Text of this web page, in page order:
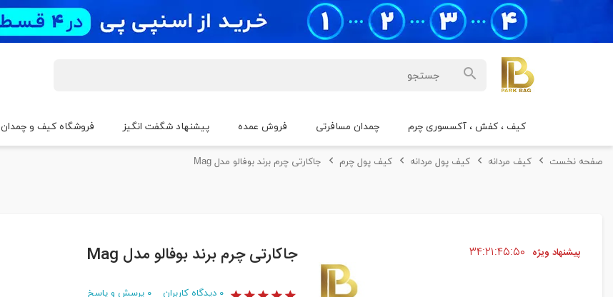
کیف ، کفش ، آکسسوری چرم چمدان مسافرتی فروش عمده پیشنهاد شگفت انگیز فروشگاه کیف و چمدان
صفحه نخست کیف مردانه کیف پول مردانه کیف پول چرم جاکارتی چرم برند بوفالو مدل Mag
پیشنهاد ویژه ۳۴۲۱ ۴۵ ۴۹ جاکارتی چرم برند بوفالو مدل Mag
۰ دیدگاه کاربران ۰ پرسش و پاسخ